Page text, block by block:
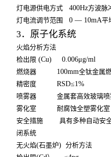
灯电源供电方式 400Hz方波脉
灯电流调节范围
0 — 10mA平
3．原子化系统
火焰分析方法
检出限 (Cu) 0.006μg/ml
燃烧器 100mm全钛金属
精密度 RSD≤1%
喷雾器
金属套高效玻璃
雾化室
耐腐蚀全塑雾化室
安全措施
具有多种自动安
闭系统
无火焰(石墨炉)分析方法